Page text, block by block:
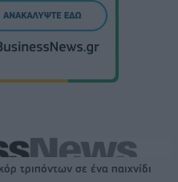
τριπόντων σε ένα παιχνίδι